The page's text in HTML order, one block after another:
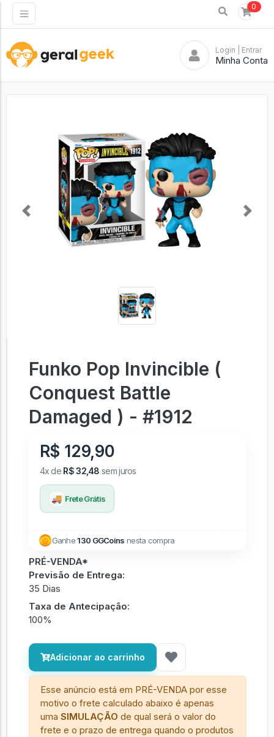
0
Login | Entrar
Minha Conta
Previous Next
Funko Pop Invincible (
Conquest Battle
Damaged ) - #1912
R$ 129,90
4x de R$ 32,48 sem juros
🚚 Frete Grátis
Ganhe130 GGCoins nesta compra
PRÉ-VENDA*
Previsão de Entrega:
35 Dias
Taxa de Antecipação:
100%
Adicionar ao carrinho
Esse anúncio está em PRÉ-VENDA por esse
motivo o frete calculado abaixo é apenas
umaSIMULAÇÃO de qual será o valor do
frete e o prazo de entrega quando o produtos